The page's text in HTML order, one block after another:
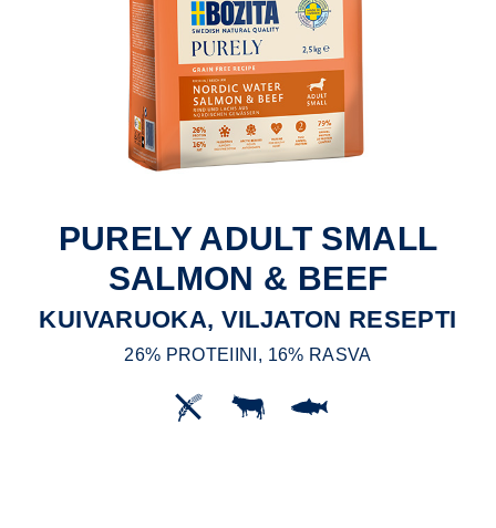
PURELY ADULT SMALL
SALMON & BEEF
KUIVARUOKA, VILJATON RESEPTI
26% PROTEIINI, 16% RASVA